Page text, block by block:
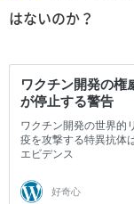
はないのか？